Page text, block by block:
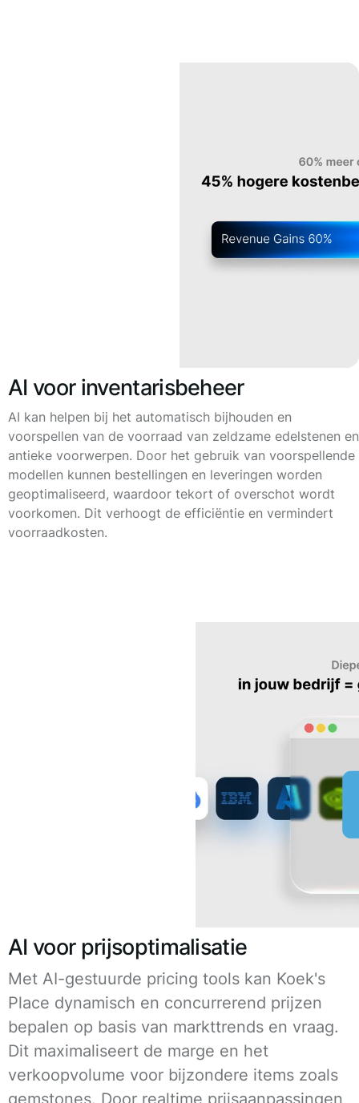
AI voor inventarisbeheer
AI kan helpen bij het automatisch bijhouden en
voorspellen van de voorraad van zeldzame edelstenen en
antieke voorwerpen. Door het gebruik van voorspellende
modellen kunnen bestellingen en leveringen worden
geoptimaliseerd, waardoor tekort of overschot wordt
voorkomen. Dit verhoogt de efficiëntie en vermindert
voorraadkosten.
AI voor prijsoptimalisatie
Met AI-gestuurde pricing tools kan Koek's
Place dynamisch en concurrerend prijzen
bepalen op basis van markttrends en vraag.
Dit maximaliseert de marge en het
verkoopvolume voor bijzondere items zoals
gemstones. Door realtime prijsaanpassingen